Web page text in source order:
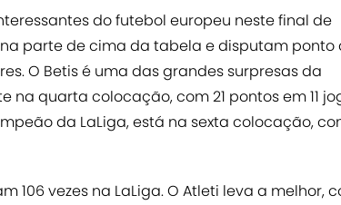
do futebol europeu neste final de
parte de cima da tabela e disputam ponto
O Betis é uma das grandes surpresas da
quarta colocação, com 21 pontos em 11
da LaLiga, está na sexta colocação,
106 vezes na LaLiga. O Atleti leva a melhor,